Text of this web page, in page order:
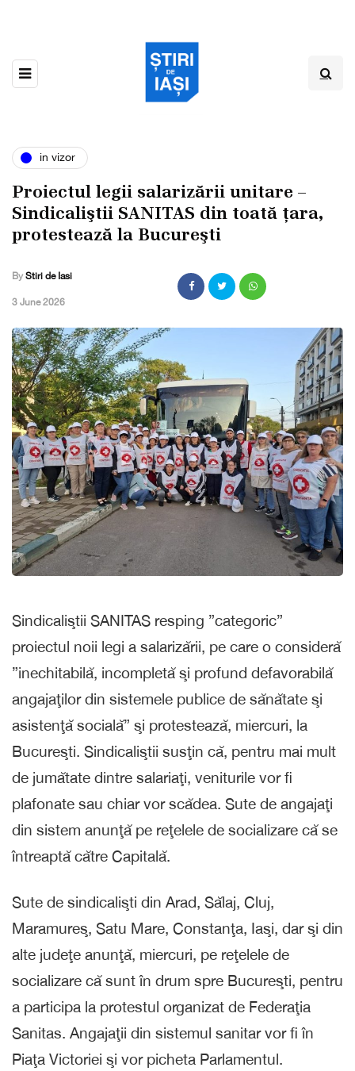
in vizor
Proiectul legii salarizării unitare –
Sindicaliştii SANITAS din toată țara,
protestează la Bucureşti
By Stiri de Iasi
,3 June 2026
Sindicaliştii SANITAS resping ”categoric”
proiectul noii legi a salarizării, pe care o consideră
”inechitabilă, incompletă şi profund defavorabilă
angajaţilor din sistemele publice de sănătate şi
asistenţă socială” şi protestează, miercuri, la
Bucureşti. Sindicaliştii susţin că, pentru mai mult
de jumătate dintre salariaţi, veniturile vor fi
plafonate sau chiar vor scădea. Sute de angajaţi
din sistem anunţă pe reţelele de socializare că se
întreaptă către Capitală.
Sute de sindicalişti din Arad, Sălaj, Cluj,
Maramureş, Satu Mare, Constanţa, Iaşi, dar şi din
alte judeţe anunţă, miercuri, pe reţelele de
socializare că sunt în drum spre Bucureşti, pentru
a participa la protestul organizat de Federaţia
Sanitas. Angajaţii din sistemul sanitar vor fi în
Piaţa Victoriei şi vor picheta Parlamentul.